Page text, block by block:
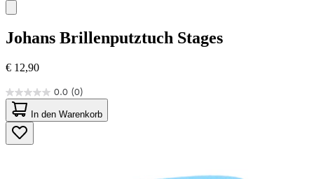
Johans Brillenputztuch Stages
€ 12,90
0.0 (0)
0.0
von
5
Sternen.
In den Warenkorb